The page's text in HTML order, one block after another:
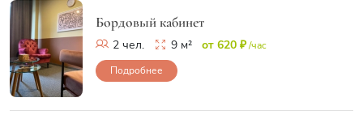
Бордовый кабинет
2 чел. 9 м² от 620 ₽/час
Подробнее